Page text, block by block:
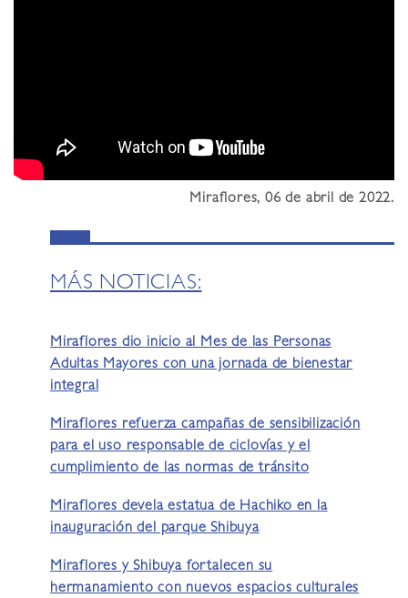
Miraflores, 06 de abril de 2022.
MÁS NOTICIAS:
Miraflores dio inicio al Mes de las Personas
Adultas Mayores con una jornada de bienestar
integral
Miraflores refuerza campañas de sensibilización
para el uso responsable de ciclovías y el
cumplimiento de las normas de tránsito
Miraflores devela estatua de Hachiko en la
inauguración del parque Shibuya
Miraflores y Shibuya fortalecen su
hermanamiento con nuevos espacios culturales